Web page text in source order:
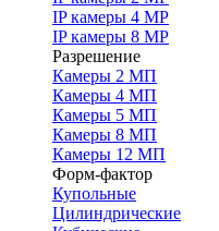
IP камеры 4 MP
IP камеры 8 MP
Разрешение
Камеры 2 МП
Камеры 4 МП
Камеры 5 МП
Камеры 8 МП
Камеры 12 МП
Форм-фактор
Купольные
Цилиндрические